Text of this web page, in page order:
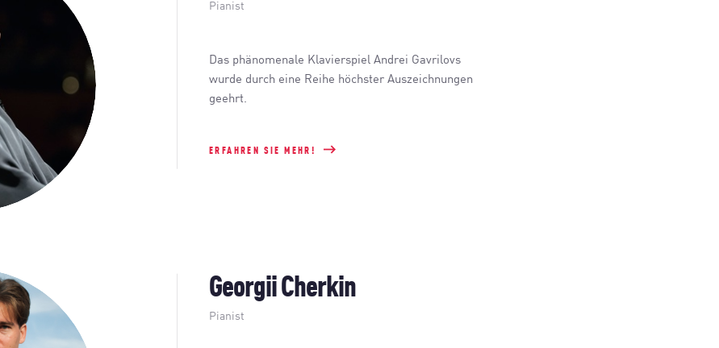
Pianist
Das phänomenale Klavierspiel Andrei Gavrilovs
wurde durch eine Reihe höchster Auszeichnungen
geehrt.
ERFAHREN SIE MEHR!
Georgii Cherkin
Pianist